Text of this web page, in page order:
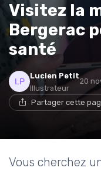
Visitez la
Bergerac
santé
Lucien Petit
Illustrateur
20
Partager cette
Vous cherchez
→
* En rejoignant le